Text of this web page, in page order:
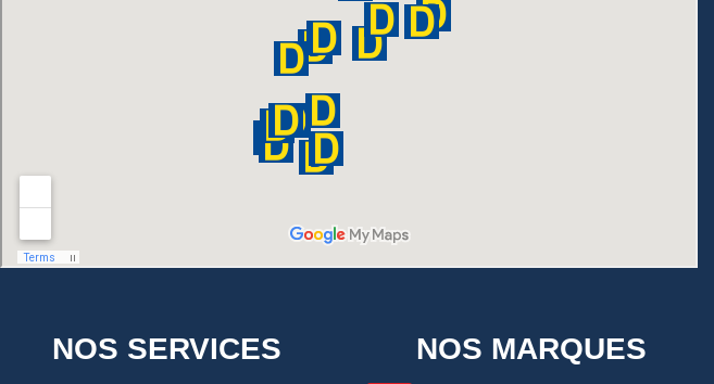
NOS SERVICES NOS MARQUES